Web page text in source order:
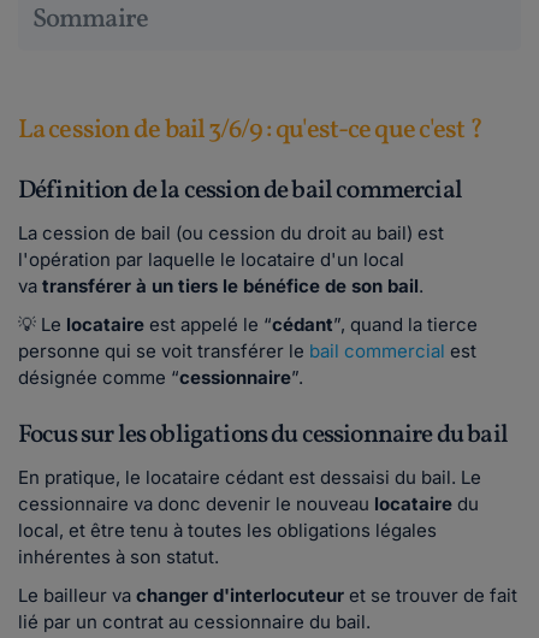
Sommaire
La cession de bail 3/6/9 : qu'est-ce que c'est ?
Définition de la cession de bail commercial
La cession de bail (ou cession du droit au bail) est
l'opération par laquelle le locataire d'un local
va transférer à un tiers le bénéfice de son bail.
💡 Le locataire est appelé le “cédant”, quand la tierce
personne qui se voit transférer le bail commercial est
désignée comme “cessionnaire”.
Focus sur les obligations du cessionnaire du bail
En pratique, le locataire cédant est dessaisi du bail. Le
cessionnaire va donc devenir le nouveau locataire du
local, et être tenu à toutes les obligations légales
inhérentes à son statut.
Le bailleur va changer d'interlocuteur et se trouver de fait
lié par un contrat au cessionnaire du bail.